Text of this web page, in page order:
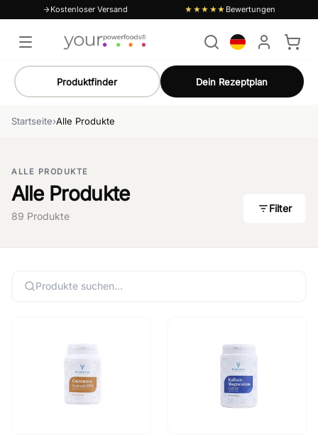
Kostenloser Versand ★★★★★ Bewertungen
Produktfinder Dein Rezeptplan
Startseite›Alle Produkte
ALLE PRODUKTE
Alle Produkte
89 Produkte
Filter